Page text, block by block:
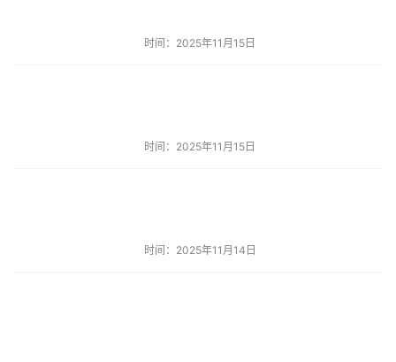
时间：2025年11月15日
时间：2025年11月15日
时间：2025年11月14日